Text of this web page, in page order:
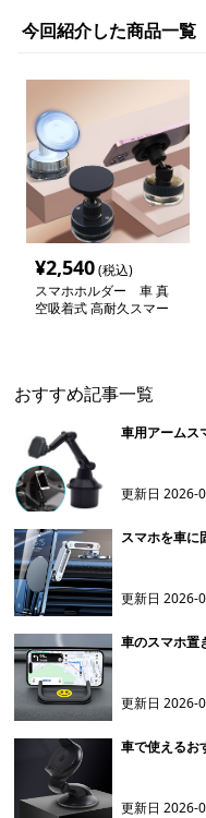
今回紹介した商品一覧
¥2,540(税込)
スマホホルダー 車 真
空吸着式 高耐久スマー
おすすめ記事一覧
車用アームス
更新日2026-
スマホを車に
更新日2026-
車のスマホ置
更新日2026-
車で使えるお
更新日2026-